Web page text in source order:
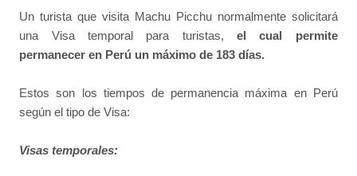
Un turista que visita Machu Picchu normalmente solicitará
una Visa temporal para turistas,el cual permite
permanecer en Perú un máximo de 183 días.
Estos son los tiempos de permanencia máxima en Perú
según el tipo de Visa:
Visas temporales: